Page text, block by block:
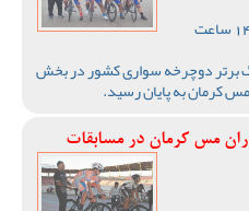
جمعه 30 شهریور ماه 1403 ساعت
برتر دوچرخه سواری کشور در بخش
کرمان به پایان رسید.
مس کرمان در مسابقات